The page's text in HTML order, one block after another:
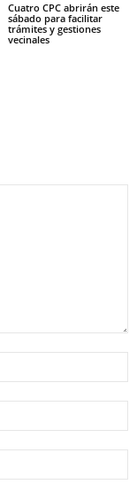
Cuatro CPC abrirán este
sábado para facilitar
trámites y gestiones
vecinales